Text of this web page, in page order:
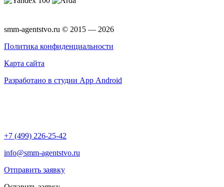
smm-agentstvo.ru © 2015 — 2026
Политика конфиденциальности
Карта сайта
Разработано в студии App Android
+7 (499) 226-25-42
info@smm-agentstvo.ru
Отправить заявку